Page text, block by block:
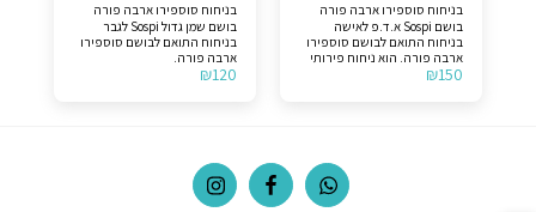
בניחוח סוספירו ארבה פורה
בושם Sospi א.ד.פ לאישה
בניחוח התואם לבושם סוספירו
ארבה פורה. הוא ניחוח פירותי
מתקתק לנשים וגברים
הבהרה, המוצר אינו מקורי.
₪150
בניחוח סוספירו ארבה פורה
בושם שמן גדול Sospi לגבר
בניחוח התואם לבושם סוספירו
ארבה פורה.
₪120